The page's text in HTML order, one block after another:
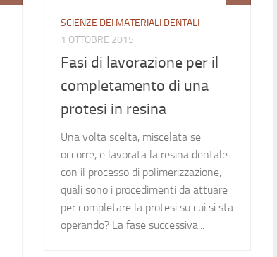
SCIENZE DEI MATERIALI DENTALI
1 OTTOBRE 2015
Fasi di lavorazione per il
completamento di una
protesi in resina
Una volta scelta, miscelata se
occorre, e lavorata la resina dentale
con il processo di polimerizzazione,
quali sono i procedimenti da attuare
per completare la protesi su cui si sta
operando? La fase successiva...